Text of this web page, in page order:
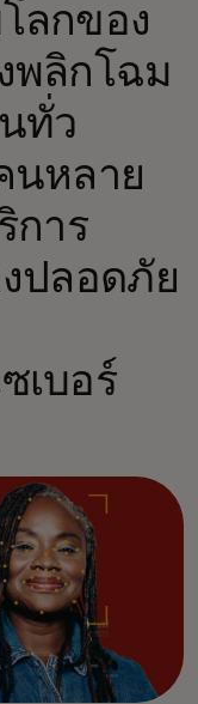
ลกของ
พลิกโฉม
ทั่ว
นหลาย
การ
ปลอดภัย
เบอร์